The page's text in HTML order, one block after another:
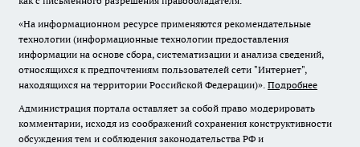
«На информационном ресурсе применяются рекомендательные
технологии (информационные технологии предоставления
информации на основе сбора, систематизации и анализа сведений,
относящихся к предпочтениям пользователей сети "Интернет",
находящихся на территории Российской Федерации)». Подробнее
Администрация портала оставляет за собой право модерировать
комментарии, исходя из соображений сохранения конструктивности
обсуждения тем и соблюдения законодательства РФ и